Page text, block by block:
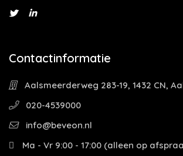
Contactinformatie
Aalsmeerderweg 283-19, 1432 CN,
020-4539000
info@beveon.nl
Ma - Vr 9:00 - 17:00 (alleen op